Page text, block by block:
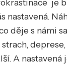
je
nastavená.
děje s námi
A nastavená